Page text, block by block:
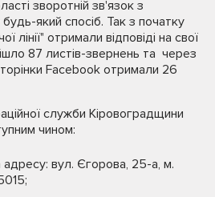
зворотній зв'язок з
який спосіб. Так з початку
лінії" отримали відповіді на свої
87 листів-звернень та через
Facebook отримали 26
служби Кіровоградщини
чином:
адресу: вул. Єгорова, 25-а, м.